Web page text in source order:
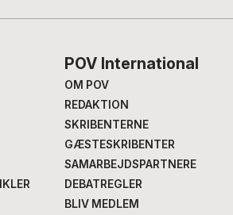
POV International
OM POV
REDAKTION
SKRIBENTERNE
GÆSTESKRIBENTER
SAMARBEJDSPARTNERE
DEBATREGLER
BLIV MEDLEM